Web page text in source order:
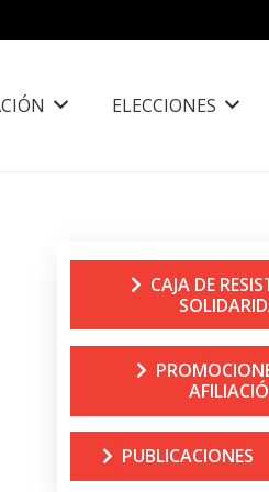
ELECCIONES
CAJA DE
PUBLICACIONES